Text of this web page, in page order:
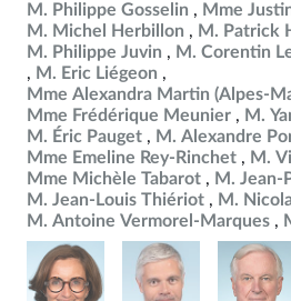
M. Philippe Gosselin
Mme
M. Michel Herbillon
M. Patrick
M. Philippe Juvin
M. Corentin
M. Eric Liégeon
Mme Alexandra Martin (Alpes-
Mme Frédérique Meunier
M.
M. Éric Pauget
M. Alexandre
Mme Emeline Rey-Rinchet
M.
Mme Michèle Tabarot
M. Jean-
M. Jean-Louis Thiériot
M.
M. Antoine Vermorel-Marques